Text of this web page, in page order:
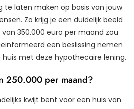
te laten maken op basis van jouw
Zo krijg je een duidelijk beeld
350.000 euro per maand zou
een beslissing nemen
met deze hypothecaire lening.
250.000 per maand?
kwijt bent voor een huis van